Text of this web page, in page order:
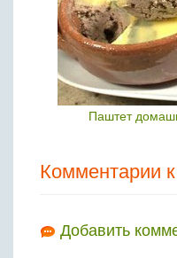
Паштет
Комментарии
Добавить